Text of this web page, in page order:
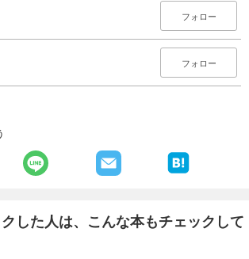
フォロー
フォロー
した人は、こんな本もチェックして